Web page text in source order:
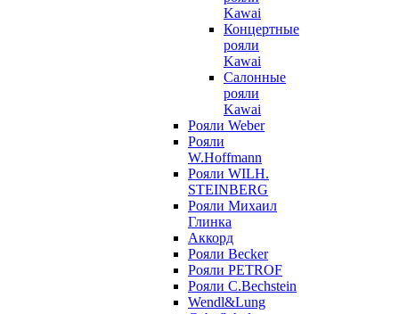
Kawai
Концертные
рояли
Kawai
Салонные
рояли
Kawai
Рояли Weber
Рояли
W.Hoffmann
Рояли WILH.
STEINBERG
Рояли Михаил
Глинка
Аккорд
Рояли Becker
Рояли PETROF
Рояли C.Bechstein
Wendl&Lung